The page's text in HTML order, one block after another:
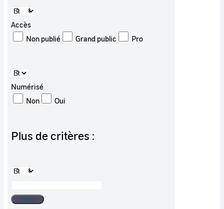
Accès
Non publié
Grand public Pro
Numérisé
Non
Oui
Plus de critères :